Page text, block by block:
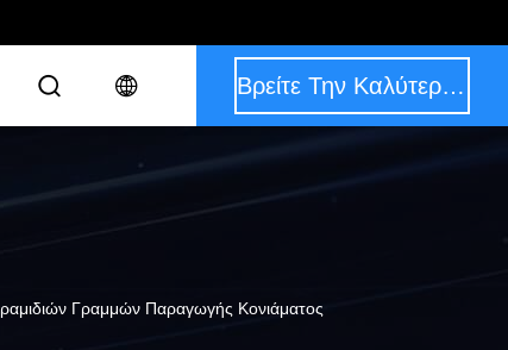
Βρείτε Την Καλύτερη Τιμή
Γραμμών Παραγωγής Κονιάματος